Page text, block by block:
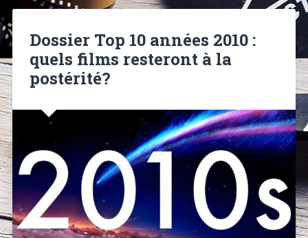
Dossier Top 10 années 2010 :
quels films resteront à la
postérité?